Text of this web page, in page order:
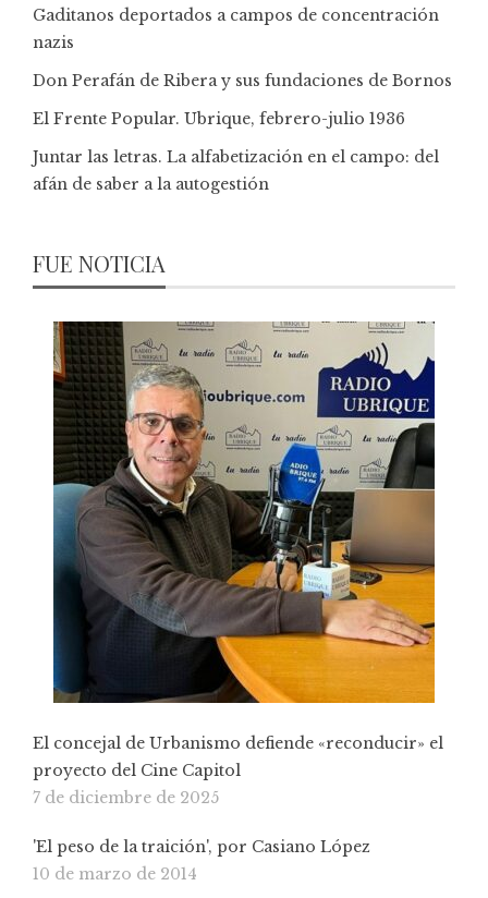
Gaditanos deportados a campos de concentración
nazis
Don Perafán de Ribera y sus fundaciones de Bornos
El Frente Popular. Ubrique, febrero-julio 1936
Juntar las letras. La alfabetización en el campo: del
afán de saber a la autogestión
FUE NOTICIA
El concejal de Urbanismo defiende «reconducir» el
proyecto del Cine Capitol
7 de diciembre de 2025
'El peso de la traición', por Casiano López
10 de marzo de 2014